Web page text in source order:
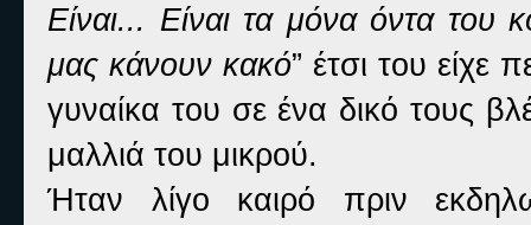
Είναι... Είναι τα μόνα όντα
μας κάνουν κακό” έτσι του είχε
γυναίκα του σε ένα δικό τους
μαλλιά του μικρού.
Ήταν λίγο καιρό πριν